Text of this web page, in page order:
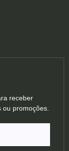
receber
promoções.